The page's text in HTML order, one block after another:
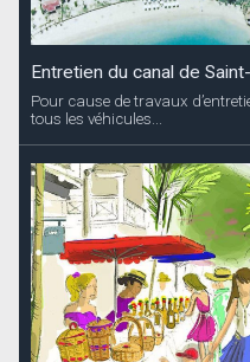
Entretien du canal de
Pour cause de travaux
tous les véhicules...